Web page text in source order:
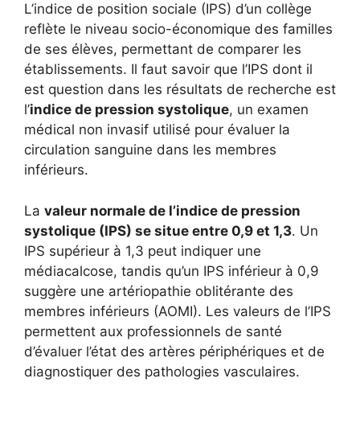
L’indice de position sociale (IPS) d’un collège
reflète le niveau socio-économique des familles
de ses élèves, permettant de comparer les
établissements. Il faut savoir que l’IPS dont il
est question dans les résultats de recherche est
l’indice de pression systolique, un examen
médical non invasif utilisé pour évaluer la
circulation sanguine dans les membres
inférieurs.
La valeur normale de l’indice de pression
systolique (IPS) se situe entre 0,9 et 1,3. Un
IPS supérieur à 1,3 peut indiquer une
médiacalcose, tandis qu’un IPS inférieur à 0,9
suggère une artériopathie oblitérante des
membres inférieurs (AOMI). Les valeurs de l’IPS
permettent aux professionnels de santé
d’évaluer l’état des artères périphériques et de
diagnostiquer des pathologies vasculaires.